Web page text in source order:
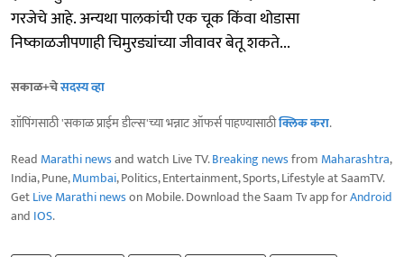
गरजेचे आहे. अन्यथा पालकांची एक चूक किंवा थोडासा
निष्काळजीपणाही चिमुरड्यांच्या जीवावर बेतू शकते...
सकाळ+चेसदस्य व्हा
शॉपिंगसाठी 'सकाळ प्राईम डील्स'च्या भन्नाट ऑफर्स पाहण्यासाठीक्लिक करा.
Read Marathi newsand watch Live TV.Breaking newsfrom Maharashtra,
India, Pune,Mumbai, Politics, Entertainment, Sports, Lifestyle at SaamTV.
GetLive Marathi newson Mobile. Download the Saam Tv app forAndroid
and IOS.